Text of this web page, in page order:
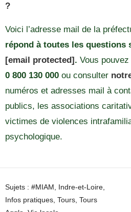
?
Voici l’adresse mail de la
répond à toutes les questions
[email protected]. Vous
0 800 130 000 ou consulter
numéros et adresses mail à
publics, les associations
victimes de violences
psychologique.
Sujets : #MIAM Indre-et-Loire
Infos pratiques Tours Tours